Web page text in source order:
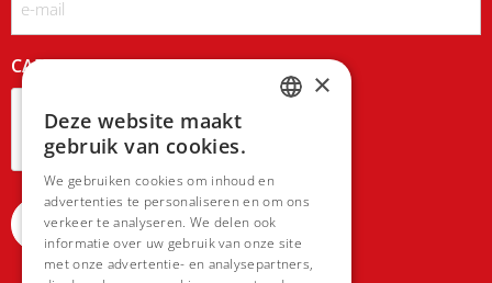
CAPTCHA
×
Deze website maakt
gebruik van cookies.
We gebruiken cookies om inhoud en
advertenties te personaliseren en om ons
verkeer te analyseren. We delen ook
informatie over uw gebruik van onze site
met onze advertentie- en analysepartners,